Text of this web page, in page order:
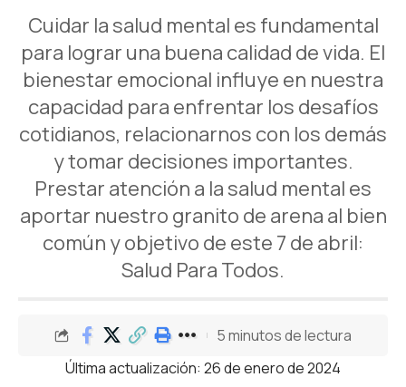
Cuidar la salud mental es fundamental
para lograr una buena calidad de vida. El
bienestar emocional influye en nuestra
capacidad para enfrentar los desafíos
cotidianos, relacionarnos con los demás
y tomar decisiones importantes.
Prestar atención a la salud mental es
aportar nuestro granito de arena al bien
común y objetivo de este 7 de abril:
Salud Para Todos.
Última actualización: 26 de enero de 2024
5 minutos de lectura